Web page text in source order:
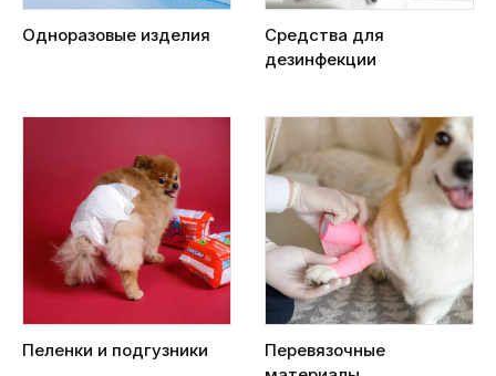
Одноразовые изделия
Средства для
дезинфекции
Пеленки и подгузники
Перевязочные